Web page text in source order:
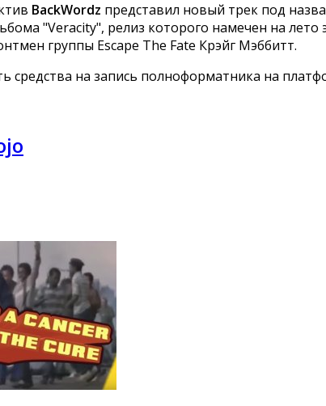
BackWordz представил новый трек под
"Veracity", релиз которого намечен на лето
группы Escape The Fate Крэйг Мэббитт.
средства на запись полноформатника на